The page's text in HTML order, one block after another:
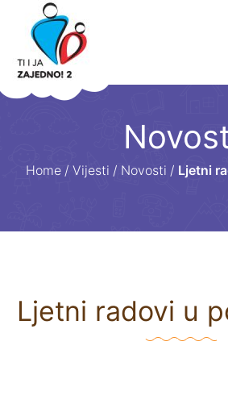
Home / Vijesti / Novosti / Ljetni
Ljetni radovi u